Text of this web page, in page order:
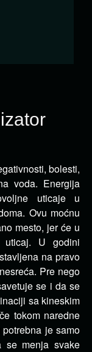
bolesti,
voda. Energija
uticaje u
Ovu moćnu
mesto, jer će u
uticaj. U godini
na pravo
Pre nego
se i da se
sa kineskim
tokom naredne
je samo
se menja svake